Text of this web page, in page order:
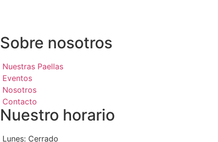
Sobre nosotros
Nuestras Paellas
Eventos
Nosotros
Contacto
Nuestro horario
Lunes: Cerrado